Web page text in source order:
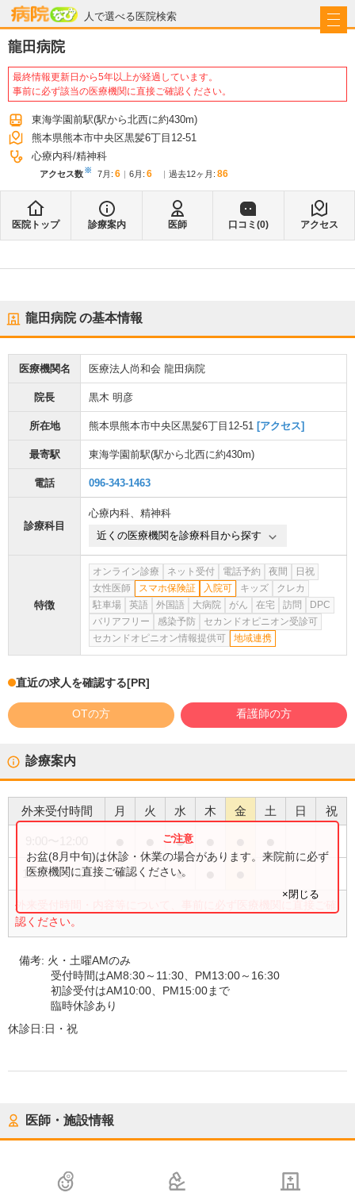
人で選べる医院検索
病院なび
龍田病院
最終情報更新日から5年以上が経過しています。
事前に必ず該当の医療機関に直接ご確認ください。
東海学園前駅(駅から北西に約430m)
熊本県熊本市中央区黒髪6丁目12-51
心療内科 精神科
アクセス数※ 7月 : 6 6月 : 6 過去12ヶ月: 86
医院トップ 診療案内 医師 口コミ(0) アクセス
龍田病院の基本情報
医療機関名 医療法人尚和会 龍田病院
院長 黒木 明彦
所在地 熊本県熊本市中央区黒髪6丁目12-51 [アクセス]
最寄駅 東海学園前駅(駅から北西に約430m)
電話 096-343-1463
診療科目
心療内科、 精神科
近くの医療機関を診療科目から探す
特徴
オンライン診療 ネット受付 電話予約 夜間
日祝
女性医師
スマホ保険証 入院可 キッズ
クレカ
駐車場
英語 外国語 大病院 がん 在宅 訪問
DPC
バリアフリー
感染予防
セカンドオピニオン受診可
セカンドオピニオン情報提供可
地域連携
直近の求人を確認する[PR]
OTの方 看護師の方
診療案内
外来受付時間 月 火 水 木 金 土 日 祝
●
13:00〜17:00 ● ●
外来受付時間・内容等について、事前に必ず医療機関に直接ご確
認ください。
お盆(8月中旬)は休診・休業の場合があります。来院前に必ず
医療機関に直接ご確認ください。
×閉じる
備考: 火・土曜AMのみ
受付時間はAM8:30～11:30、PM13:00～16:30
初診受付はAM10:00、PM15:00まで
臨時休診あり
休診日:日・祝
医師・施設情報